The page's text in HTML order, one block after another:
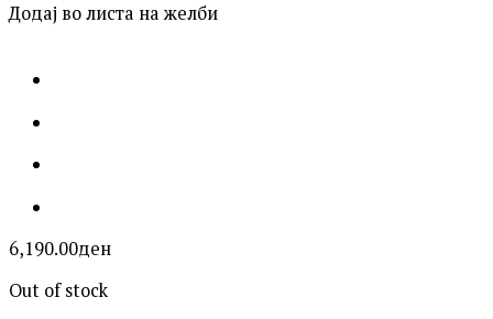
Додај во листа на желби
6,190.00ден
Out of stock